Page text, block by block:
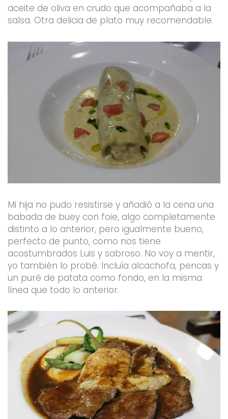
aceite de oliva en crudo que acompañaba a la
salsa. Otra delicia de plato muy recomendable.
Mi hija no pudo resistirse y añadió a la cena una
babada de buey con foie, algo completamente
distinto a lo anterior, pero igualmente bueno,
perfecto de punto, como nos tiene
acostumbrados Luis y sabroso. No voy a mentir,
yo también lo probé. Incluía alcachofa, pencas y
un puré de patata como fondo, en la misma
línea que todo lo anterior.